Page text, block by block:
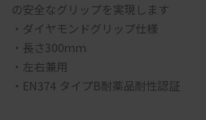
の安全なグリップを実現します
・ダイヤモンドグリップ仕様
・長さ300ｍｍ
・左右兼用
・EN374 タイプB耐薬品耐性認証